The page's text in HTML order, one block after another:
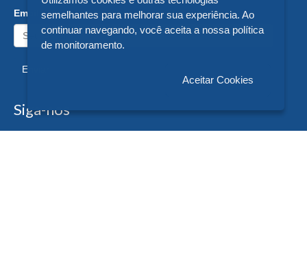
Email:
Enviar
Siga-nos
semelhantes para melhorar sua experiência. Ao
continuar navegando, você aceita a nossa política
de monitoramento.
Aceitar Cookies